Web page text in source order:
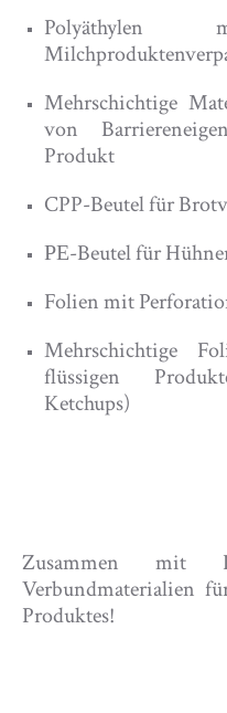
Mehrschichtige
von
Produkt
CPP-Beutel für
РЕ-Beutel für
Folien mit
Mehrschichtige
flüssigen
Ketchups)
Zusammen mit
Verbundmaterialien
Produktes!